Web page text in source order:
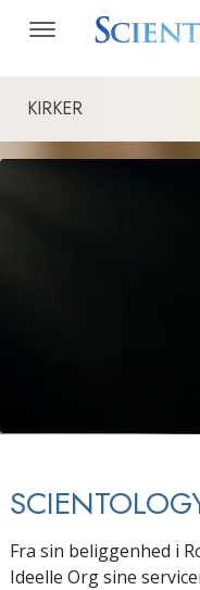
KIRKER
Fra sin beliggenhed i
Ideelle Org sine